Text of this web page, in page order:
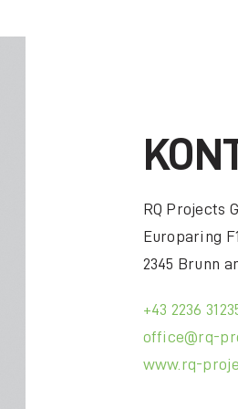
RQ Projects
Europaring
2345 Brunn
+43 2236
office@rq-
www.rq-